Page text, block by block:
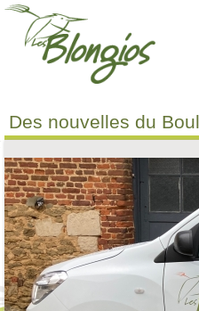
Aller au contenu principal
Des nouvelles du